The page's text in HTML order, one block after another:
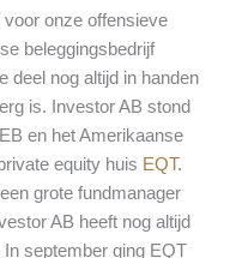
voor onze offensieve
beleggingsbedrijf
deel nog altijd in handen
is. Investor AB stond
en het Amerikaanse
equity huis EQT.
grote fundmanager
AB heeft nog altijd
september ging EQT